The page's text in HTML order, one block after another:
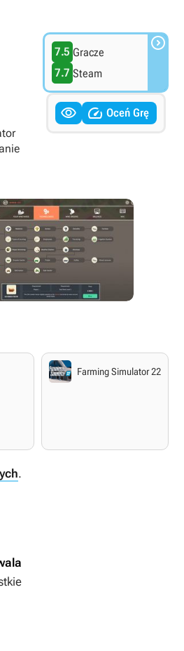
7.5 Gracze
7.7 Steam

  Oceń Grę
Apple iOS
13 października 2021
Farming Simulator 22
.